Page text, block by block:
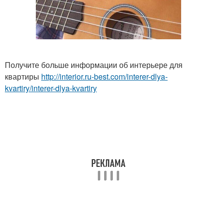
Получите больше информации об интерьере для
квартиры http://interior.ru-best.com/interer-dlya-
kvartiry/interer-dlya-kvartiry